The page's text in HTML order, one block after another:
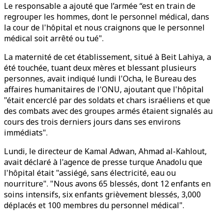
Le responsable a ajouté que l’armée “est en train de
regrouper les hommes, dont le personnel médical, dans
la cour de l'hôpital et nous craignons que le personnel
médical soit arrêté ou tué".
La maternité de cet établissement, situé à Beit Lahiya, a
été touchée, tuant deux mères et blessant plusieurs
personnes, avait indiqué lundi l'Ocha, le Bureau des
affaires humanitaires de l'ONU, ajoutant que l'hôpital
"était encerclé par des soldats et chars israéliens et que
des combats avec des groupes armés étaient signalés au
cours des trois derniers jours dans ses environs
immédiats".
Lundi, le directeur de Kamal Adwan, Ahmad al-Kahlout,
avait déclaré à l'agence de presse turque Anadolu que
l'hôpital était "assiégé, sans électricité, eau ou
nourriture". "Nous avons 65 blessés, dont 12 enfants en
soins intensifs, six enfants grièvement blessés, 3,000
déplacés et 100 membres du personnel médical".